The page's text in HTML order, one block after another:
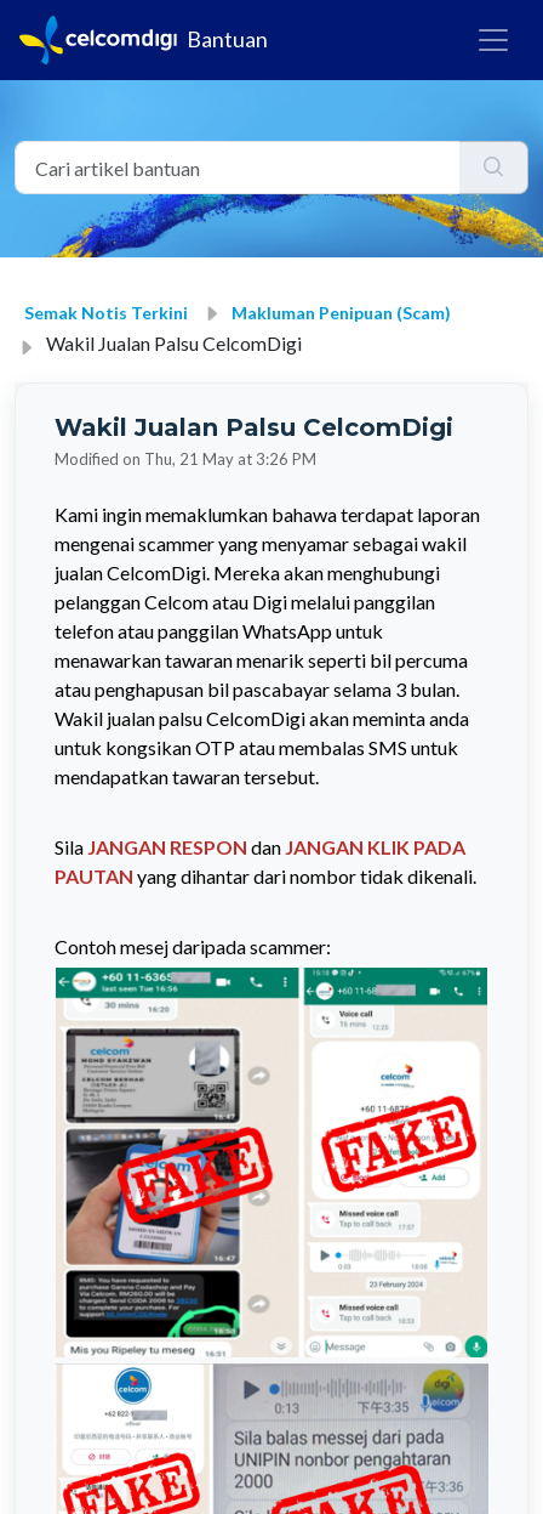
Bantuan
Semak Notis Terkini Makluman Penipuan (Scam)
Wakil Jualan Palsu CelcomDigi
Wakil Jualan Palsu CelcomDigi
Modified on Thu, 21 May at 3:26 PM
Kami ingin memaklumkan bahawa terdapat laporan
mengenai scammer yang menyamar sebagai wakil
jualan CelcomDigi. Mereka akan menghubungi
pelanggan Celcom atau Digi melalui panggilan
telefon atau panggilan WhatsApp untuk
menawarkan tawaran menarik seperti bil percuma
atau penghapusan bil pascabayar selama 3 bulan.
Wakil jualan palsu CelcomDigi akan meminta anda
untuk kongsikan OTP atau membalas SMS untuk
mendapatkan tawaran tersebut.
Sila JANGAN RESPON dan JANGAN KLIK PADA
PAUTAN yang dihantar dari nombor tidak dikenali.
Contoh mesej daripada scammer: